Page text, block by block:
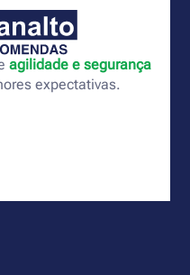
agilidade e segurança
expectativas.